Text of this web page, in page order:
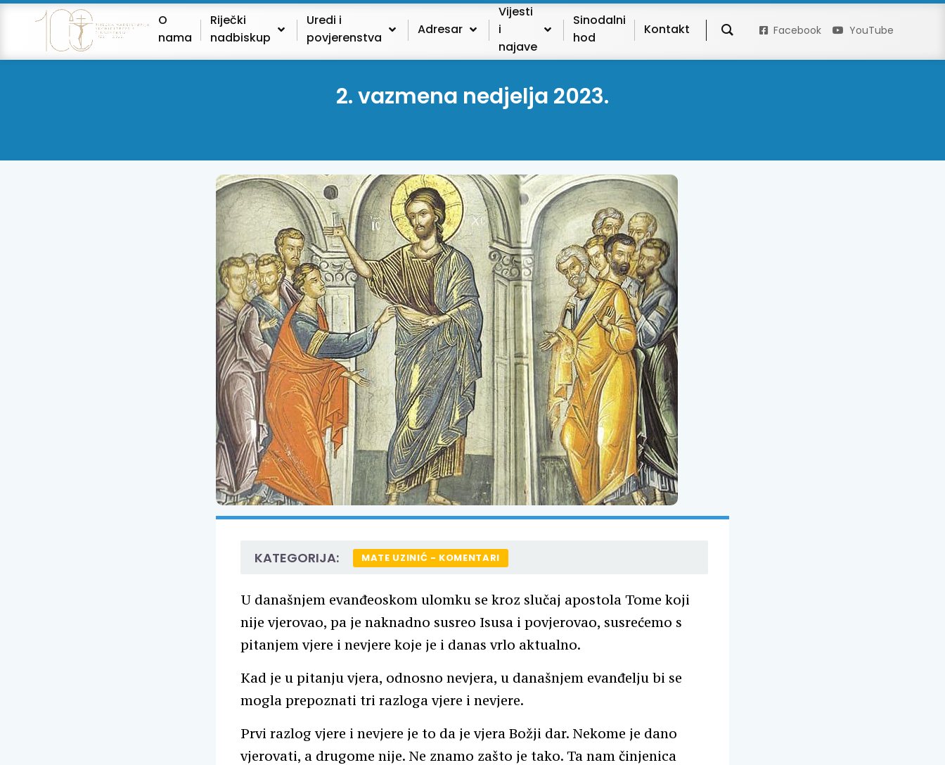
O
nama
Riječki
nadbiskup
Uredi i
povjerenstva
Adresar
Vijesti
i
najave
Sinodalni
hod
Kontakt Facebook YouTube
2. vazmena nedjelja 2023.
KATEGORIJA: MATE UZINIĆ - KOMENTARI
U današnjem evanđeoskom ulomku se kroz slučaj apostola Tome koji
nije vjerovao, pa je naknadno susreo Isusa i povjerovao, susrećemo s
pitanjem vjere i nevjere koje je i danas vrlo aktualno.
Kad je u pitanju vjera, odnosno nevjera, u današnjem evanđelju bi se
mogla prepoznati tri razloga vjere i nevjere.
Prvi razlog vjere i nevjere je to da je vjera Božji dar. Nekome je dano
vjerovati, a drugome nije. Ne znamo zašto je tako. Ta nam činjenica